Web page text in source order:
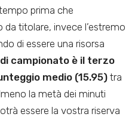
prima che
da titolare, invece l’estremo
di essere una risorsa
campionato è il terzo
medio (15.95) tra
la metà dei minuti
essere la vostra riserva